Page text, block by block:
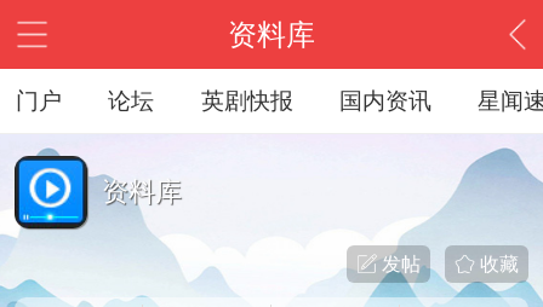
资料库
门户 论坛 英剧快报 国内资讯 星闻
资料库
收藏
发帖